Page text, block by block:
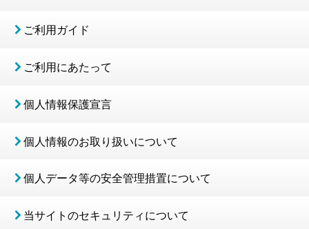
ご利用ガイド
ご利用にあたって
個人情報保護宣言
個人情報のお取り扱いについて
個人データ等の安全管理措置について
当サイトのセキュリティについて